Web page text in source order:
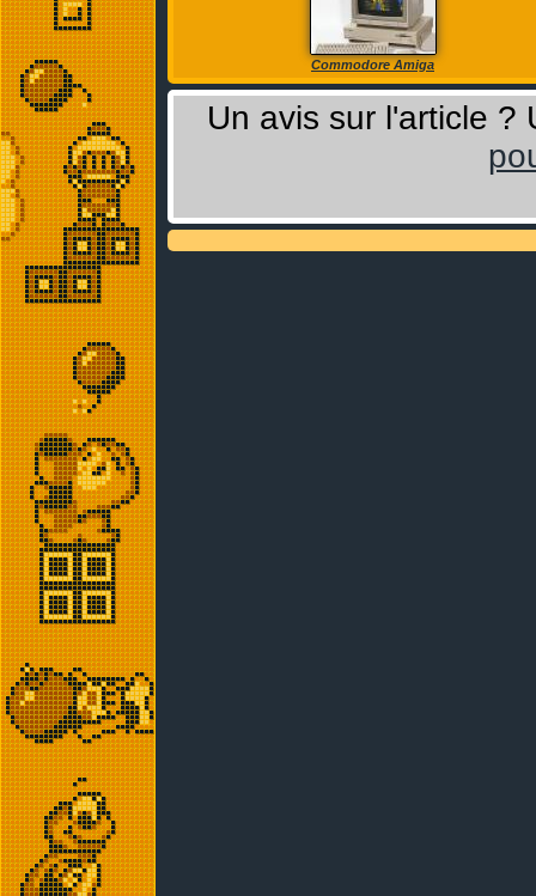
Commodore Amiga
Un avis sur l'article